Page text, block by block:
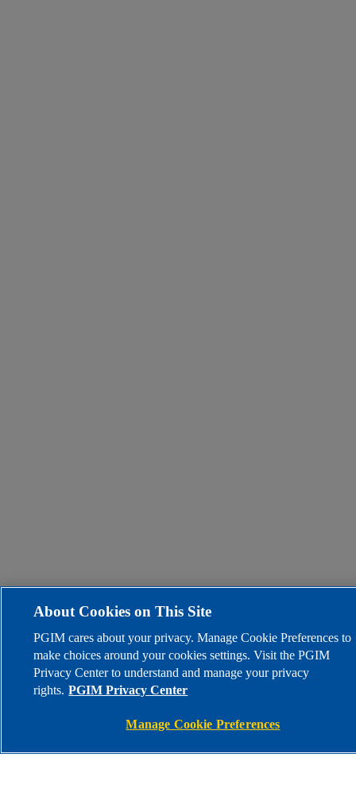
About Cookies on This Site
PGIM cares about your privacy. Manage Cookie Preferences to
make choices around your cookies settings. Visit the PGIM
Privacy Center to understand and manage your privacy
rights. PGIM Privacy Center
Manage Cookie Preferences